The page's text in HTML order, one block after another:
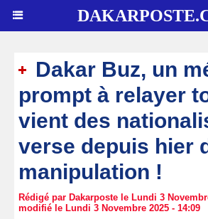
Dakar Buz, un
prompt à relayer
vient des
verse depuis hier
manipulation !
Rédigé par Dakarposte le Lundi 3
modifié le Lundi 3 Novembre 2025 - 14:09